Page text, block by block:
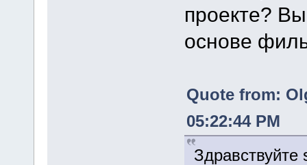
проекте?
основе
Quote from:
05:22:44 PM
Здравствуйте